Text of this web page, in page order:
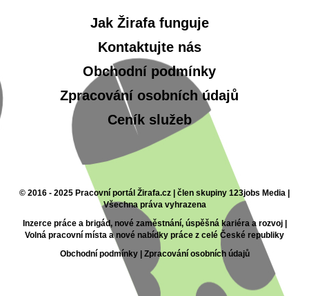
Jak Žirafa funguje
Kontaktujte nás
Obchodní podmínky
Zpracování osobních údajů
Ceník služeb
© 2016 - 2025 Pracovní portál Žirafa.cz | člen skupiny 123jobs Media |
Všechna práva vyhrazena
Inzerce práce a brigád, nové zaměstnání, úspěšná kariéra a rozvoj |
Volná pracovní místa a nové nabídky práce z celé České republiky
Obchodní podmínky| Zpracování osobních údajů